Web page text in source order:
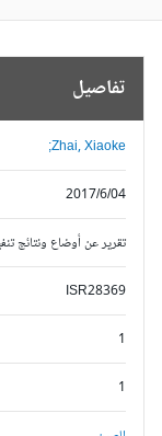
تفاصيل
Zhai, Xiaoke;
2017/6/04
تقرير عن أوضاع ونتائج
ISR28369